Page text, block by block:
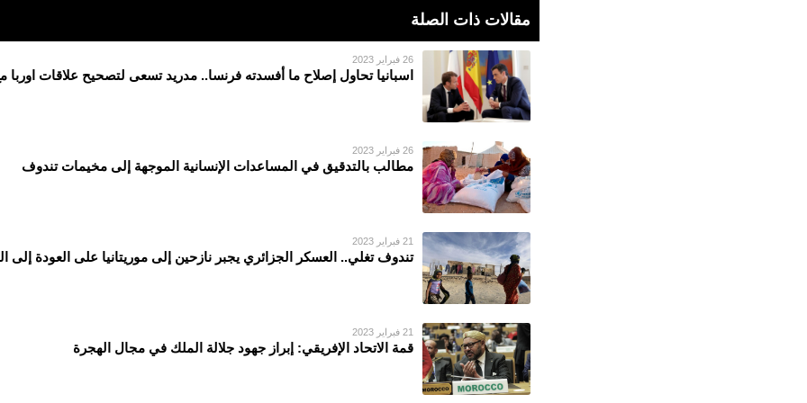
مقالات ذات الصلة
26 فبراير 2023
اسبانيا تحاول إصلاح ما أفسدته فرنسا.. مدريد تسعى لتصحيح علاقات اوربا
26 فبراير 2023
مطالب بالتدقيق في المساعدات الإنسانية الموجهة إلى مخيمات تندوف
21 فبراير 2023
تندوف تغلي.. العسكر الجزائري يجبر نازحين إلى موريتانيا على العودة إلى
21 فبراير 2023
قمة الاتحاد الإفريقي: إبراز جهود جلالة الملك في مجال الهجرة